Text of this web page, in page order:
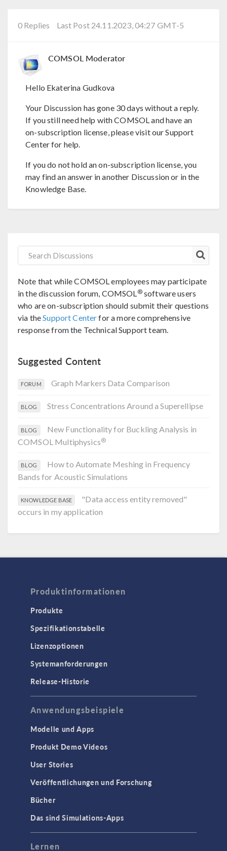
0 Replies Last Post 24.11.2023, 04:27 GMT-5
COMSOL Moderator
Hello Ekaterina Gudkova
Your Discussion has gone 30 days without a reply.
If you still need help with COMSOL and have an
on-subscription license, please visit our Support
Center for help.
If you do not hold an on-subscription license, you
may find an answer in another Discussion or in the
Knowledge Base.
Note that while COMSOL employees may participate
in the discussion forum, COMSOL®software users
who are on-subscription should submit their questions
via theSupport Centerfor a more comprehensive
response from the Technical Support team.
Suggested Content
FORUM Graph Markers Data Comparison
BLOG Stress Concentrations Around a Superellipse
BLOG
New Functionality for Buckling Analysis in
COMSOL Multiphysics®
BLOG
How to Automate Meshing in Frequency
Bands for Acoustic Simulations
KNOWLEDGE BASE
"Data access entity removed"
occurs in my application
Produktinformationen
Produkte
Spezifikationstabelle
Lizenzoptionen
Systemanforderungen
Release-Historie
Anwendungsbeispiele
Modelle und Apps
Produkt Demo Videos
User Stories
Veröffentlichungen und Forschung
Bücher
Das sind Simulations-Apps
Lernen